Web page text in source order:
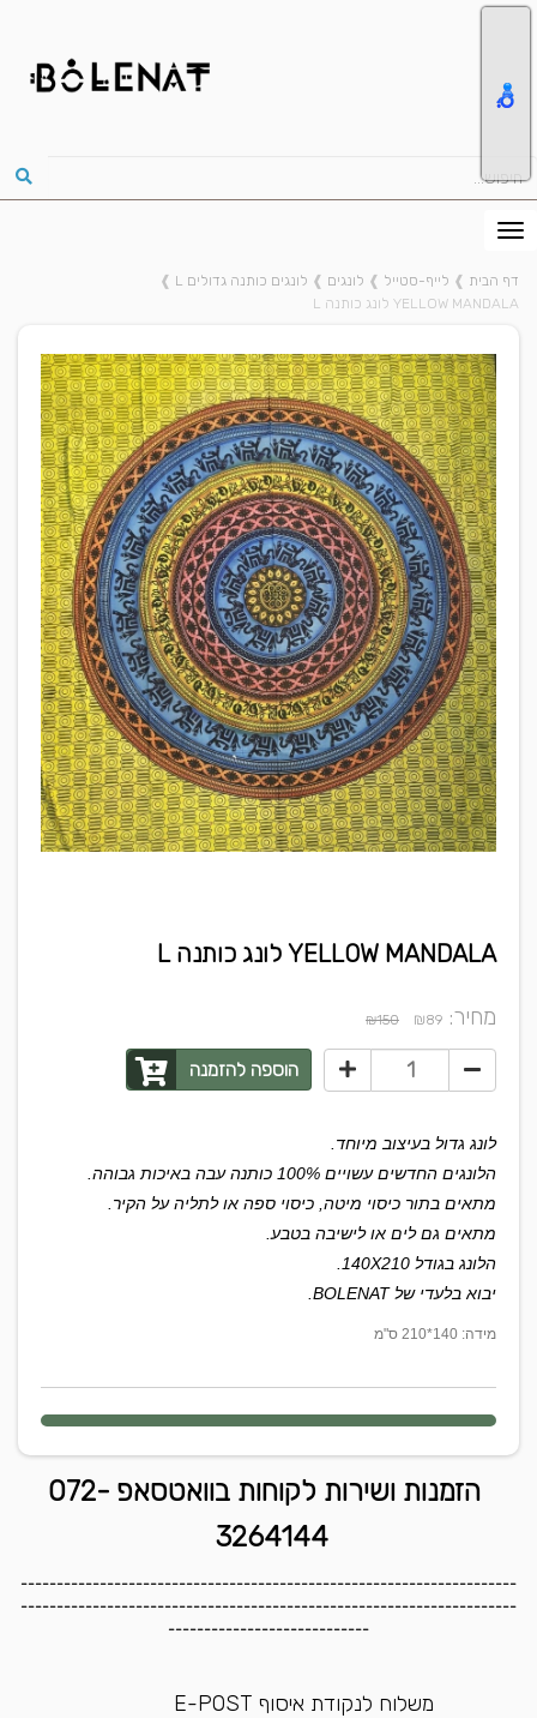
דף הבית ❱ לייף-סטייל ❱ לונגים ❱ לונגים כותנה גדולים L
❱
YELLOW MANDALA לונג כותנה L
YELLOW MANDALA לונג כותנה L
מחיר: ₪89
₪150
הוספה להזמנה
לונג גדול בעיצוב מיוחד.
הלונגים החדשים עשויים 100% כותנה עבה באיכות גבוהה.
מתאים בתור כיסוי מיטה, כיסוי ספה או לתליה על הקיר.
מתאים גם לים או לישיבה בטבע.
הלונג בגודל 140X210.
יבוא בלעדי של BOLENAT.
מידה: 140*210 ס"מ
הזמנות ושירות לקוחות בוואטסאפ 072-
3264144
---------------------------------------------------------------------
---------------------------------------------------------------------
----------------------------
משלוח לנקודת איסוף E-POST